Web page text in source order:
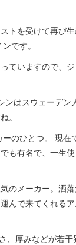
トを受けて再び
です。
ていますので、
はスウェーデ
。
のひとつ。 現
も有名で、一生
のメーカー。洒
んで来てくれる
厚みなどが若干